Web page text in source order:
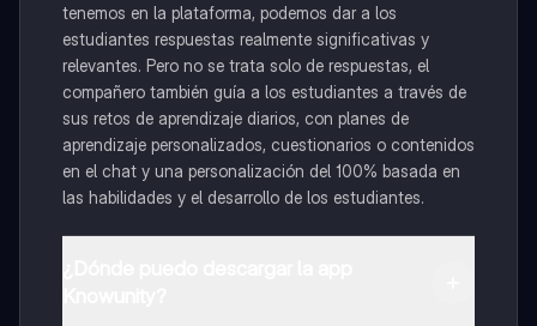
tenemos en la plataforma, podemos dar a los
estudiantes respuestas realmente significativas y
relevantes. Pero no se trata solo de respuestas, el
compañero también guía a los estudiantes a través de
sus retos de aprendizaje diarios, con planes de
aprendizaje personalizados, cuestionarios o contenidos
en el chat y una personalización del 100% basada en
las habilidades y el desarrollo de los estudiantes.